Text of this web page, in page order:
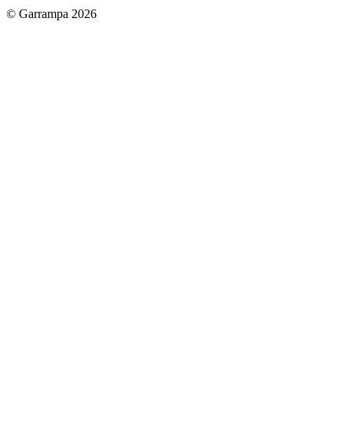
© Garrampa 2026